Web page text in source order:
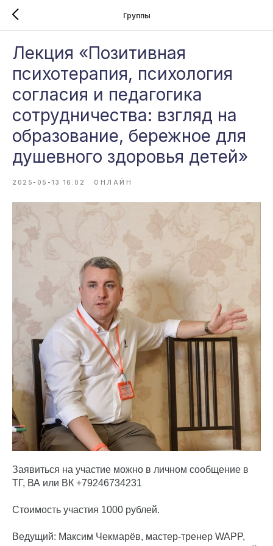
Группы
Лекция «Позитивная
психотерапия, психология
согласия и педагогика
сотрудничества: взгляд на
образование, бережное для
душевного здоровья детей»
2025-05-13 16:02 ОНЛАЙН
Заявиться на участие можно в личном сообщение в
ТГ, ВА или ВК +79246734231
Стоимость участия 1000 рублей.
Ведущий: Максим Чекмарёв, мастер-тренер WAPP,